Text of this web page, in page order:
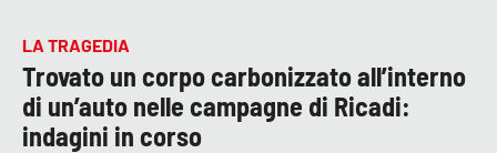
LA TRAGEDIA
Trovato un corpo carbonizzato all’interno
di un’auto nelle campagne di Ricadi:
indagini in corso